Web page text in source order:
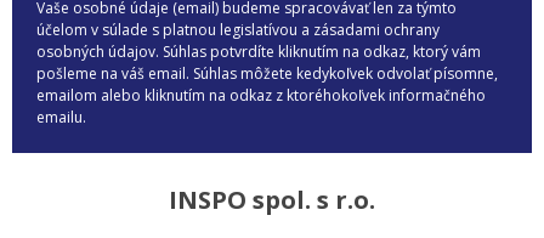
Vaše osobné údaje (email) budeme spracovávať len za týmto
účelom v súlade s platnou legislatívou a zásadami ochrany
osobných údajov. Súhlas potvrdíte kliknutím na odkaz, ktorý vám
pošleme na váš email. Súhlas môžete kedykoľvek odvolať písomne,
emailom alebo kliknutím na odkaz z ktoréhokoľvek informačného
emailu.
INSPO spol. s r.o.